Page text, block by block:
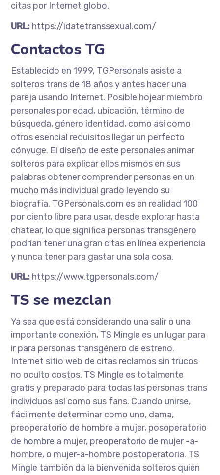
citas por Internet globo.
URL: https://idatetranssexual.com/
Contactos TG
Establecido en 1999, TGPersonals asiste a
solteros trans de 18 años y antes hacer una
pareja usando Internet. Posible hojear miembro
personales por edad, ubicación, término de
búsqueda, género identidad, como así como
otros esencial requisitos llegar un perfecto
cónyuge. El diseño de este personales animar
solteros para explicar ellos mismos en sus
palabras obtener comprender personas en un
mucho más individual grado leyendo su
biografía. TGPersonals.com es en realidad 100
por ciento libre para usar, desde explorar hasta
chatear, lo que significa personas transgénero
podrían tener una gran citas en línea experiencia
y nunca tener para gastar una sola cosa.
URL: https://www.tgpersonals.com/
TS se mezclan
Ya sea que está considerando una salir o una
importante conexión, TS Mingle es un lugar para
ir para personas transgénero de estreno.
Internet sitio web de citas reclamos sin trucos
no oculto costos. TS Mingle es totalmente
gratis y preparado para todas las personas trans
individuos así como sus fans. Cuando unirse,
fácilmente determinar como uno, dama,
preoperatorio de hombre a mujer, posoperatorio
de hombre a mujer, preoperatorio de mujer -a-
hombre, o mujer-a-hombre postoperatoria. TS
Mingle también da la bienvenida solteros quién